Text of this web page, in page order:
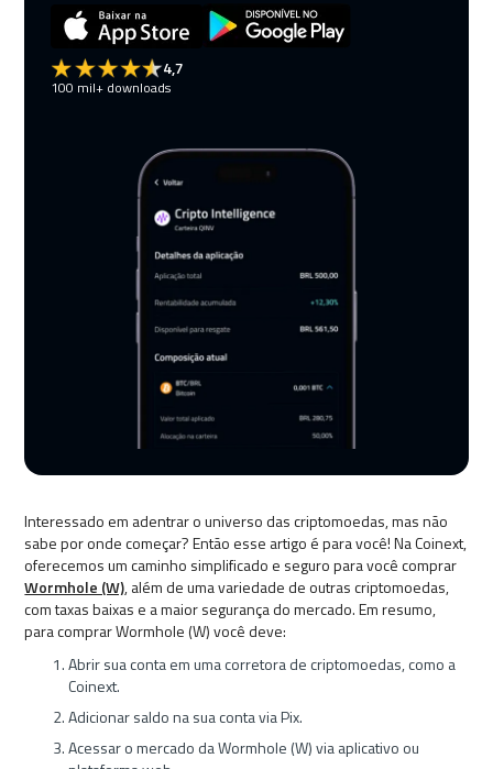
4,7
100 mil+ downloads
Interessado em adentrar o universo das criptomoedas, mas não
sabe por onde começar? Então esse artigo é para você! Na Coinext,
oferecemos um caminho simplificado e seguro para você comprar
Wormhole (W), além de uma variedade de outras criptomoedas,
com taxas baixas e a maior segurança do mercado. Em resumo,
para comprar Wormhole (W) você deve:
Abrir sua conta em uma corretora de criptomoedas, como a
Coinext.
Adicionar saldo na sua conta via Pix.
Acessar o mercado da Wormhole (W) via aplicativo ou